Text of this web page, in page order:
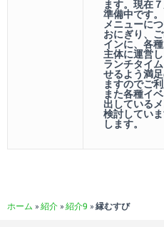
ます。現在
準備中です。
メニューに
おにぎり、
インに、各
主体に運営し
ランチタイ
せるよう満
ますのでご
また各種イ
出している
検討してい
します。
ホーム » 紹介 » 紹介9 » 縁むすび